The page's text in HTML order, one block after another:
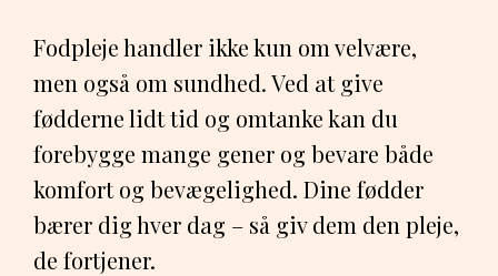
Fodpleje handler ikke kun om velvære,
men også om sundhed. Ved at give
fødderne lidt tid og omtanke kan du
forebygge mange gener og bevare både
komfort og bevægelighed. Dine fødder
bærer dig hver dag – så giv dem den pleje,
de fortjener.